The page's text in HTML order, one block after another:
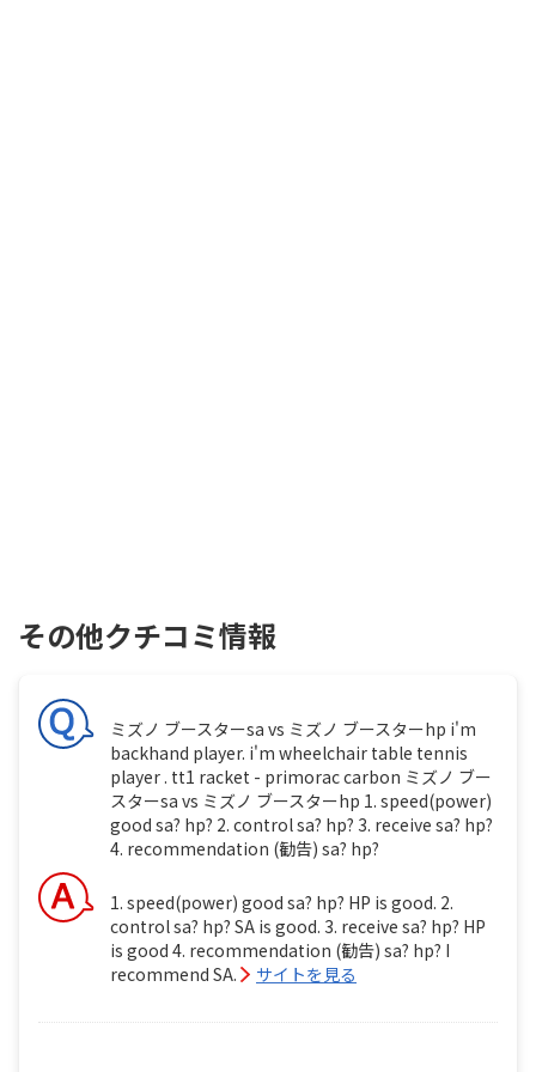
その他クチコミ情報
ミズノ ブースターsa vs ミズノ ブースターhp i'm
backhand player. i'm wheelchair table tennis
player . tt1 racket - primorac carbon ミズノ ブー
スターsa vs ミズノ ブースターhp 1. speed(power)
good sa? hp? 2. control sa? hp? 3. receive sa? hp?
4. recommendation (勧告) sa? hp?
1. speed(power) good sa? hp? HP is good. 2.
control sa? hp? SA is good. 3. receive sa? hp? HP
is good 4. recommendation (勧告) sa? hp? I
recommend SA.
サイトを見る